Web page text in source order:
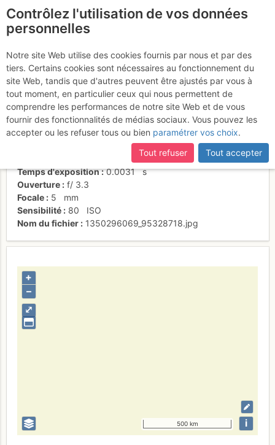
Depuis le 1er relais
Activités
Date/heure
10 oct. 2012 05:03
Contributeur
alpineis
individuel (CC by-nc-nd)
Panasonic DMC-FH20
Temps d'exposition
0.0031 s
Ouverture
f/ 3.3
Focale
5
mm
Sensibilité
80
ISO
Nom du fichier
1350296069_95328718.jpg
⤢
+
–
500 km i
Contrôlez l'utilisation de vos données
personnelles
Notre site Web utilise des cookies fournis par nous et par des
tiers. Certains cookies sont nécessaires au fonctionnement du
site Web, tandis que d'autres peuvent être ajustés par vous à
tout moment, en particulier ceux qui nous permettent de
comprendre les performances de notre site Web et de vous
fournir des fonctionnalités de médias sociaux. Vous pouvez les
accepter ou les refuser tous ou bien paramétrer vos choix.
Tout refuser
Tout accepter